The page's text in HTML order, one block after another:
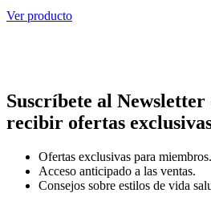
Ver producto
Suscríbete al
recibir ofertas
Ofertas exclusivas para miembros.
Acceso anticipado a las ventas.
Consejos sobre estilos de vida